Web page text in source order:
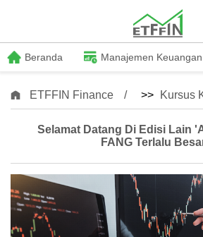
Beranda Manajemen Keuangan
ETFFIN Finance >> Kursus
Selamat Datang Di Edisi Lain
FANG Terlalu